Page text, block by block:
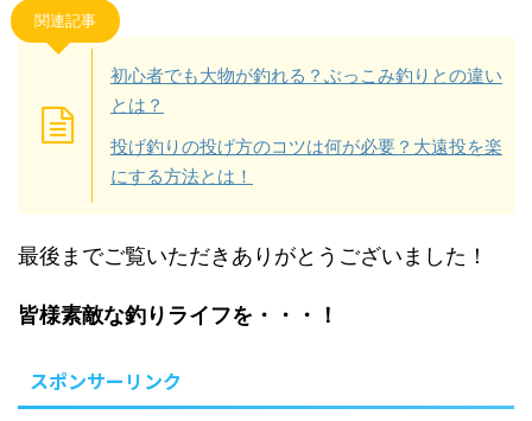
関連記事
初心者でも大物が釣れる？ぶっこみ釣りとの違い
とは？
投げ釣りの投げ方のコツは何が必要？大遠投を楽
にする方法とは！
最後までご覧いただきありがとうございました！
皆様素敵な釣りライフを・・・！
スポンサーリンク